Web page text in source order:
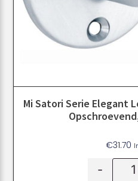
Mi Satori Serie Elegant
€31.70
-